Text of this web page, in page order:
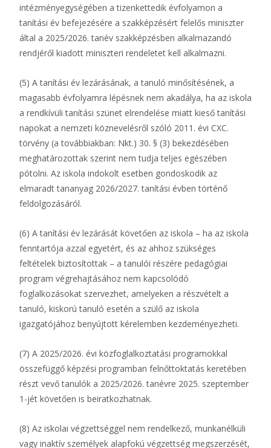
intézményegységében a tizenkettedik évfolyamon a
tanítási év befejezésére a szakképzésért felelős miniszter
által a 2025/2026. tanév szakképzésben alkalmazandó
rendjéről kiadott miniszteri rendeletet kell alkalmazni.
(5) A tanítási év lezárásának, a tanuló minősítésének, a
magasabb évfolyamra lépésnek nem akadálya, ha az iskola
a rendkívüli tanítási szünet elrendelése miatt kieső tanítási
napokat a nemzeti köznevelésről szóló 2011. évi CXC.
törvény (a továbbiakban: Nkt.) 30. § (3) bekezdésében
meghatározottak szerint nem tudja teljes egészében
pótolni. Az iskola indokolt esetben gondoskodik az
elmaradt tananyag 2026/2027. tanítási évben történő
feldolgozásáról.
(6) A tanítási év lezárását követően az iskola – ha az iskola
fenntartója azzal egyetért, és az ahhoz szükséges
feltételek biztosítottak – a tanulói részére pedagógiai
program végrehajtásához nem kapcsolódó
foglalkozásokat szervezhet, amelyeken a részvételt a
tanuló, kiskorú tanuló esetén a szülő az iskola
igazgatójához benyújtott kérelemben kezdeményezheti.
(7) A 2025/2026. évi közfoglalkoztatási programokkal
összefüggő képzési programban felnőttoktatás keretében
részt vevő tanulók a 2025/2026. tanévre 2025. szeptember
1-jét követően is beiratkozhatnak.
(8) Az iskolai végzettséggel nem rendelkező, munkanélküli
vagy inaktív személyek alapfokú végzettség megszerzését,